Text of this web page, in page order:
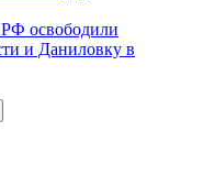
освободили
и Даниловку в